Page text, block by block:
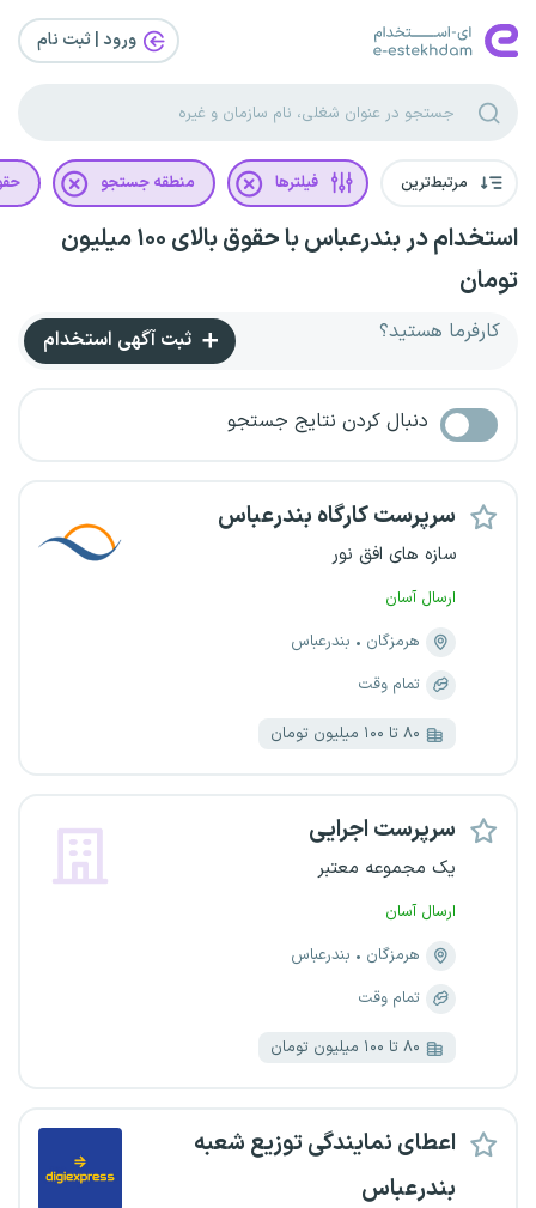
ورود | ثبت‌ نام
مرتبط‌ترین فیلترها منطقه جستجو
استخدام در بندرعباس با حقوق بالای ۱۰۰ میلیون
تومان
کارفرما هستید؟ ثبت آگهی استخدام
دنبال کردن نتایج جستجو
سرپرست کارگاه بندرعباس
سازه های افق نور
ارسال آسان
هرمزگان
بندرعباس
تمام وقت
۸۰ تا ۱۰۰ میلیون تومان
سرپرست اجرایی
یک مجموعه معتبر
ارسال آسان
هرمزگان
بندرعباس
تمام وقت
۸۰ تا ۱۰۰ میلیون تومان
اعطای نمایندگی توزیع شعبه
بندرعباس